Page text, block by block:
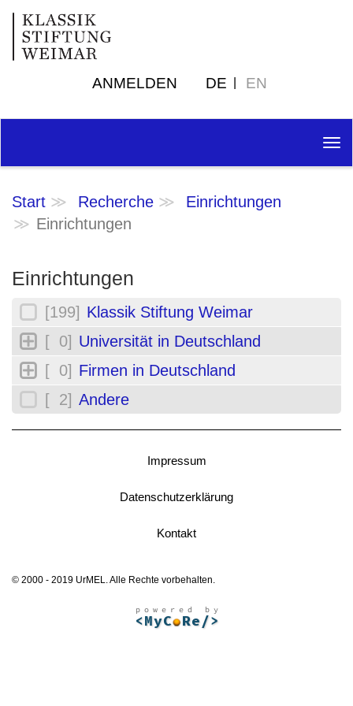
ANMELDEN DE EN
Start Recherche
Einrichtungen
Einrichtungen
Einrichtungen
[199] Klassik Stiftung Weimar
[ 0] Universität in Deutschland
[ 0] Firmen in Deutschland
[ 2] Andere
Impressum
Datenschutzerklärung
Kontakt
© 2000 - 2019 UrMEL. Alle Rechte vorbehalten.